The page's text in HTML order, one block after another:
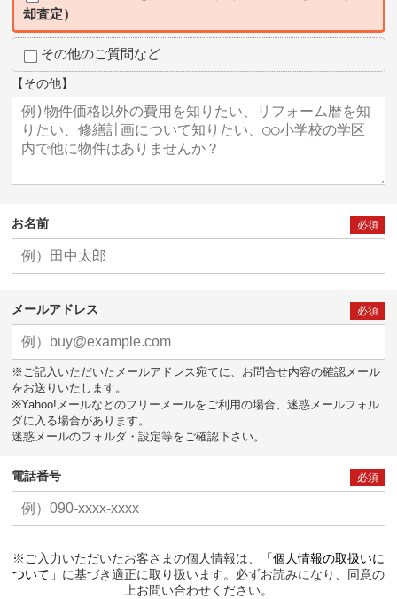
却査定）
その他のご質問など
【その他】
お名前 必須
メールアドレス 必須
※ご記入いただいたメールアドレス宛てに、お問合せ内容の確認メール
をお送りいたします。
※Yahoo!メールなどのフリーメールをご利用の場合、迷惑メールフォル
ダに入る場合があります。
迷惑メールのフォルダ・設定等をご確認下さい。
電話番号 必須
※ご入力いただいたお客さまの個人情報は、
「個人情報の取扱いに
ついて」 に基づき適正に取り扱います。必ずお読みになり、同意の
上お問い合わせください。